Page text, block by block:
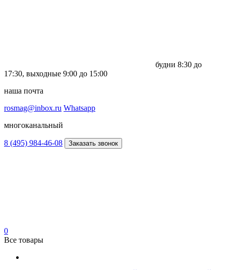
будни 8:30 до
17:30, выходные 9:00 до 15:00
наша почта
rosmag@inbox.ru Whatsapp
многоканальный
8 (495) 984-46-08 Заказать звонок
0
Все товары